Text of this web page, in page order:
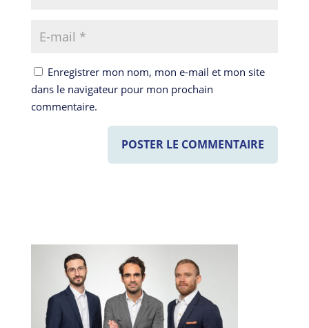
Enregistrer mon nom, mon e-mail et mon site
dans le navigateur pour mon prochain
commentaire.